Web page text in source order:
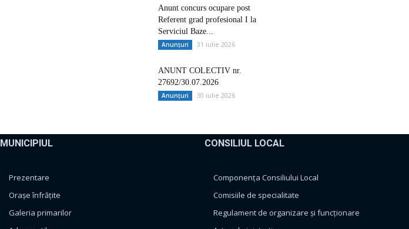
Anunt concurs ocupare post
Referent grad profesional I la
Serviciul Baze...
Anunțuri 31 iulie 2026
ANUNT COLECTIV nr.
27692/30.07.2026
Anunțuri 30 iulie 2026
MUNICIPIUL
Prezentare
Orașe înfrățite
Galeria primarilor
CONSILIUL LOCAL
Componența Consiliului Local
Comisiile de specialitate
Regulament de organizare și funcționare